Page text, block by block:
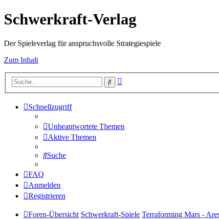
Schwerkraft-Verlag
Der Spieleverlag für anspruchsvolle Strategiespiele
Zum Inhalt
Suche
Schnellzugriff
Unbeantwortete Themen
Aktive Themen
Suche
FAQ
Anmelden
Registrieren
Foren-Übersicht Schwerkraft-Spiele Terraforming Mars -